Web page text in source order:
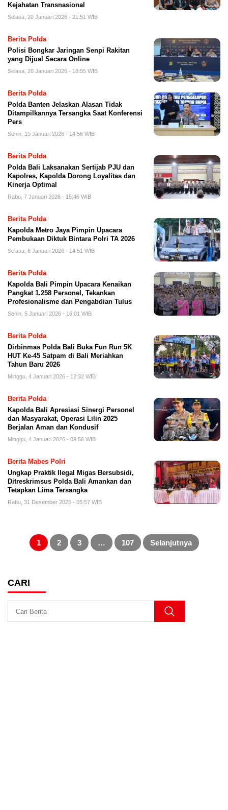
Kejahatan Transnasional
Selasa, 20 Januari 2026 - 21:51 WIB
Berita Polda
Polisi Bongkar Jaringan Senpi Rakitan
yang Dijual Secara Online
Selasa, 20 Januari 2026 - 18:55 WIB
Berita Polda
Polda Banten Jelaskan Alasan Tidak
Ditampilkannya Tersangka Saat Konferensi
Pers
Senin, 19 Januari 2026 - 14:56 WIB
Berita Polda
Polda Bali Laksanakan Sertijab PJU dan
Kapolres, Kapolda Dorong Loyalitas dan
Kinerja Optimal
Rabu, 7 Januari 2026 - 15:46 WIB
Berita Polda
Kapolda Metro Jaya Pimpin Upacara
Pembukaan Diktuk Bintara Polri TA 2026
Selasa, 6 Januari 2026 - 14:51 WIB
Berita Polda
Kapolda Bali Pimpin Upacara Kenaikan
Pangkat 1.258 Personel, Tekankan
Profesionalisme dan Pengabdian Tulus
Senin, 5 Januari 2026 - 16:01 WIB
Berita Polda
Dirbinmas Polda Bali Buka Fun Run 5K
HUT Ke-45 Satpam di Bali Meriahkan
Tahun Baru 2026
Minggu, 4 Januari 2026 - 12:32 WIB
Berita Polda
Kapolda Bali Apresiasi Sinergi Personel
dan Masyarakat, Operasi Lilin 2025
Berjalan Aman dan Kondusif
Minggu, 4 Januari 2026 - 09:56 WIB
Berita Mabes Polri
Ungkap Praktik Ilegal Migas Bersubsidi,
Ditreskrimsus Polda Bali Amankan dan
Tetapkan Lima Tersangka
Rabu, 31 Desember 2025 - 05:57 WIB
Paginasi
pos1 2 3 … 107 Selanjutnya
CARI